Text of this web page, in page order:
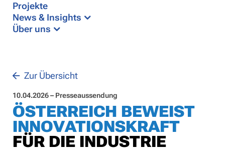
Projekte
News & Insights
Über uns
Zur Übersicht
10.04.2026 – Presseaussendung
ÖSTERREICH BEWEIST
INNOVATIONSKRAFT
FÜR DIE INDUSTRIE